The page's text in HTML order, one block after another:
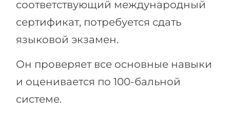
соответствующий международный
сертификат, потребуется сдать
языковой экзамен.
Он проверяет все основные навыки
и оценивается по 100-бальной
системе.